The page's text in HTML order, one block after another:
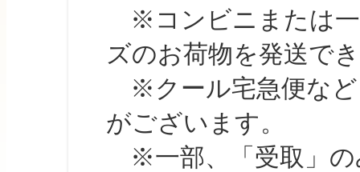
※コンビニまたは一
ズのお荷物を発送で
※クール宅急便など
がございます。
※一部、「受取」の